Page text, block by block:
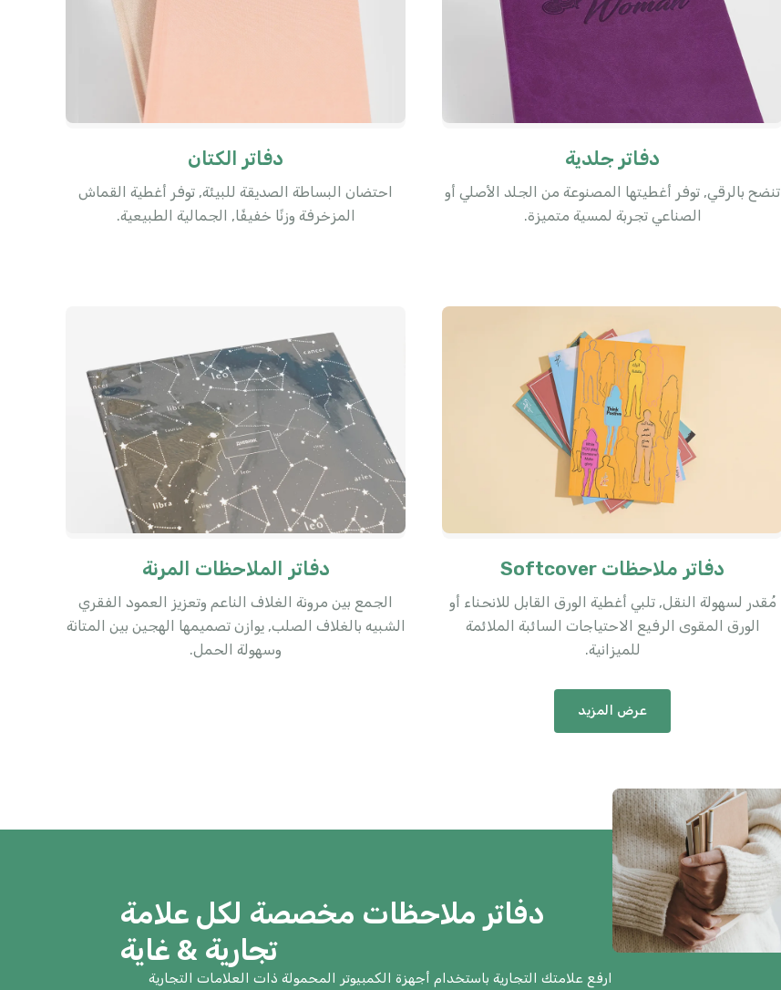
دفاتر جلدية
تنضح بالرقي, توفر أغطيتها المصنوعة من الجلد الأصلي أو
الصناعي تجربة لمسية متميزة.
دفاتر الكتان
احتضان البساطة الصديقة للبيئة, توفر أغطية القماش
المزخرفة وزنًا خفيفًا, الجمالية الطبيعية.
دفاتر ملاحظات Softcover
مُقدر لسهولة النقل, تلبي أغطية الورق القابل للانحناء أو
الورق المقوى الرفيع الاحتياجات السائبة الملائمة
للميزانية.
دفاتر الملاحظات المرنة
الجمع بين مرونة الغلاف الناعم وتعزيز العمود الفقري
الشبيه بالغلاف الصلب, يوازن تصميمها الهجين بين المتانة
وسهولة الحمل.
عرض المزيد
دفاتر ملاحظات مخصصة لكل علامة
تجارية & غاية
ارفع علامتك التجارية باستخدام أجهزة الكمبيوتر المحمولة ذات العلامات التجارية